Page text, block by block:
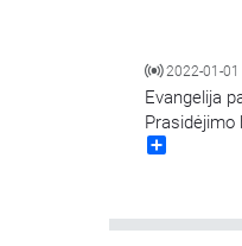
2022-01-01
Evangelija
Prasidėjimo